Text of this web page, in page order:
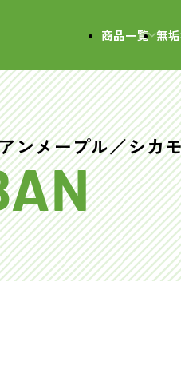
商品一覧 無
ンメープル／シカ